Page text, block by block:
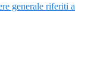
generale riferiti a